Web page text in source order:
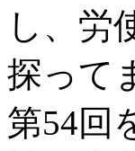
し、労
探って
第54回